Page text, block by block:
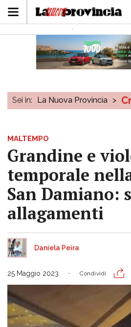
Sei in: La Nuova Provincia >
MALTEMPO
Grandine e
temporale
San Damiano:
allagamenti
Daniela Peira
25 Maggio 2023 Condividi